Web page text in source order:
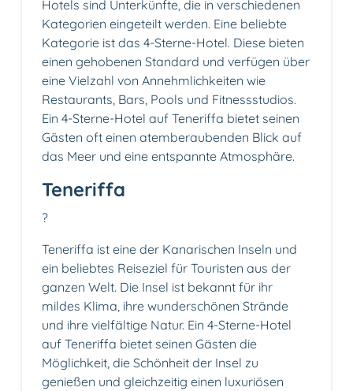
Hotels sind Unterkünfte, die in verschiedenen
Kategorien eingeteilt werden. Eine beliebte
Kategorie ist das 4-Sterne-Hotel. Diese bieten
einen gehobenen Standard und verfügen über
eine Vielzahl von Annehmlichkeiten wie
Restaurants, Bars, Pools und Fitnessstudios.
Ein 4-Sterne-Hotel auf Teneriffa bietet seinen
Gästen oft einen atemberaubenden Blick auf
das Meer und eine entspannte Atmosphäre.
Teneriffa
?️
Teneriffa ist eine der Kanarischen Inseln und
ein beliebtes Reiseziel für Touristen aus der
ganzen Welt. Die Insel ist bekannt für ihr
mildes Klima, ihre wunderschönen Strände
und ihre vielfältige Natur. Ein 4-Sterne-Hotel
auf Teneriffa bietet seinen Gästen die
Möglichkeit, die Schönheit der Insel zu
genießen und gleichzeitig einen luxuriösen